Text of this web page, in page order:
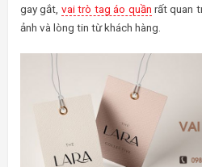
gay gắt, vai trò tag áo quần rất quan
ảnh và lòng tin từ khách hàng.